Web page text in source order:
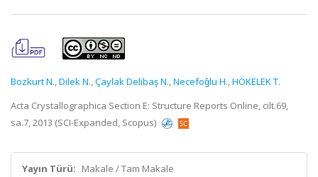
Bozkurt N.,Dilek N.,Çaylak Delibaş N.,Necefoǧlu H.,HÖKELEK T.
Acta Crystallographica Section E: Structure Reports Online, cilt.69,
sa.7, 2013 (SCI-Expanded, Scopus)
Yayın Türü: Makale / Tam Makale